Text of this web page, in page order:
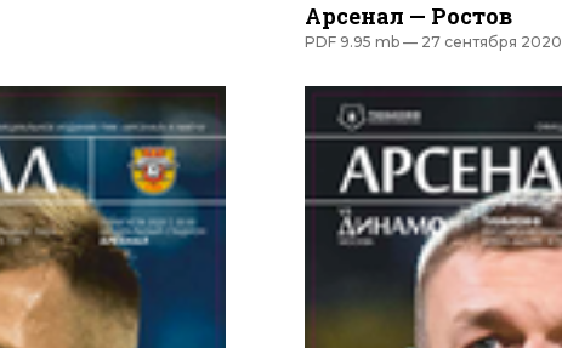
Арсенал — Ростов
PDF 9.95 mb — 27 сентября 2020